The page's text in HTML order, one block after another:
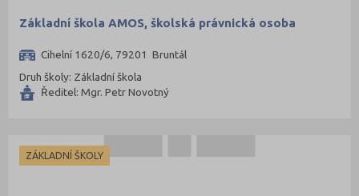
Základní škola AMOS, školská právnická osoba
Cihelní 1620/6, 79201 Bruntál
Druh školy: Základní škola
Ředitel: Mgr. Petr Novotný
ZÁKLADNÍ ŠKOLY